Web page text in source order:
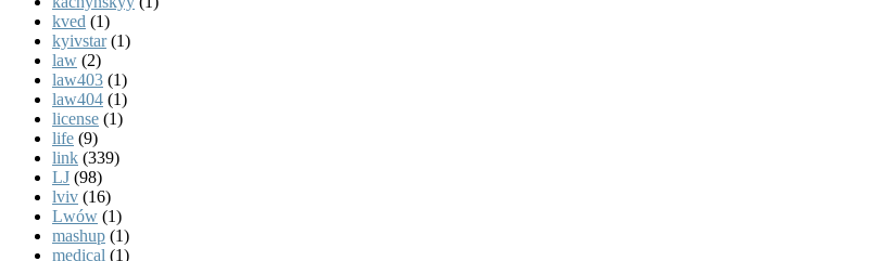
kved (1)
kyivstar (1)
law (2)
law403 (1)
law404 (1)
license (1)
life (9)
link (339)
LJ (98)
lviv (16)
Lwów (1)
mashup (1)
medical (1)